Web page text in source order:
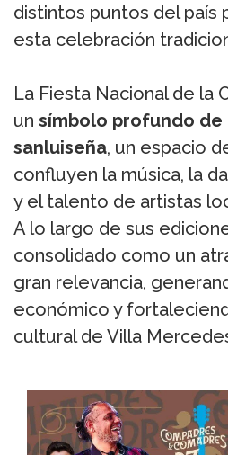
distintos puntos del país
esta celebración
La Fiesta Nacional de la
un símbolo profundo
sanluiseña, un espacio
confluyen la música, la
y el talento de artistas
A lo largo de sus
consolidado como un
gran relevancia,
económico y
cultural de Villa